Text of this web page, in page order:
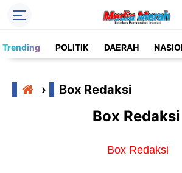
Header Social Media
Facebook
Pinterest
Twitter
Trending POLITIK DAERAH
› Box Redaksi
Box Redaksi
Box Redaksi